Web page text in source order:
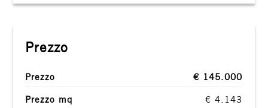
Prezzo
Prezzo
€ 145.000
Prezzo mq
€ 4.143